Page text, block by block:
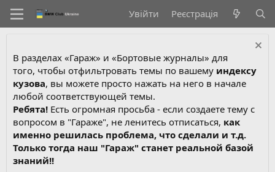
Увійти Реєстрація
В разделах «Гараж» и «Бортовые журналы» для
того, чтобы отфильтровать темы по вашему индексу
кузова, вы можете просто нажать на него в начале
любой соответствующей темы.
Ребята! Есть огромная просьба - если создаете тему с
вопросом в "Гараже", не ленитесь отписаться, как
именно решилась проблема, что сделали и т.д.
Только тогда наш "Гараж" станет реальной базой
знаний!!